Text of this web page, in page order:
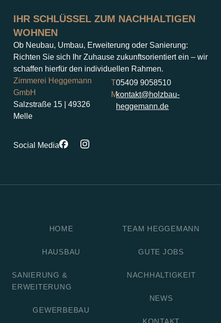
HOME
HAUSBAU
SANIERUNG &
ERWEITERUNG
GEWERBEBAU
TEAM HEGGEMANN
GUTE JOBS
NACHHALTIGKEIT
NEWS
IHR SCHLÜSSEL ZUM NACHHALTIGEN
WOHNEN
Ob Neubau, Umbau, Erweiterung oder Sanierung:
Richten Sie sich Ihr Zuhause zukunftsorientiert ein – wir
schaffen hierfür den individuellen Rahmen.
Zimmerei Heggemann
GmbH
Salzstraße 15 | 49326
Melle
T05409 9058510
Mkontakt@holzbau-
heggemann.de
Social Media